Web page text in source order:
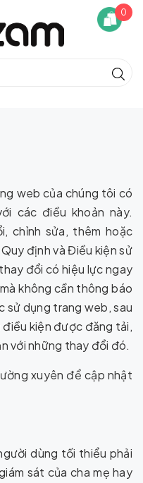
0
web của chúng tôi có
các điều khoản này.
chỉnh sửa, thêm hoặc
định và Điều kiện sử
đổi có hiệu lực ngay
không cần thông báo
sử dụng trang web, sau
kiện được đăng tải,
với những thay đổi đó.
xuyên để cập nhật
dùng tối thiểu phải
sát của cha mẹ hay